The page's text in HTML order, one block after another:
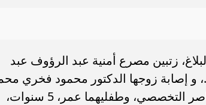
زتبين مصرع أمنية عبد الرؤوف عبد
و إصابة زوجها الدكتور محمود فخري
عبد العزيز، 33 عامًا، طبيب علاج طبيعي بمستشفى ناصر التخصصي، وطفليهما عمر، 5 سنوات،